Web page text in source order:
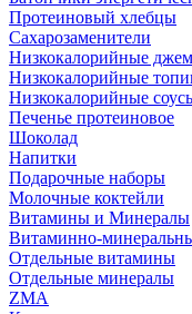
Протеиновый хлебцы
Сахарозаменители
Низкокалорийные
Низкокалорийные
Низкокалорийные
Печенье протеиновое
Шоколад
Напитки
Подарочные наборы
Молочные коктейли
Витамины и Минералы
Витаминно-
Отдельные витамины
Отдельные минералы
ZMA